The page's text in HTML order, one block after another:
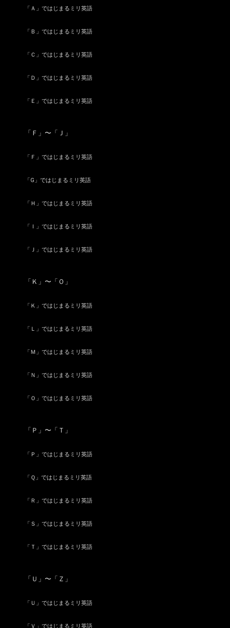
「Ａ」ではじまるミリ英語
「Ｂ」ではじまるミリ英語
「Ｃ」ではじまるミリ英語
「Ｄ」ではじまるミリ英語
「Ｅ」ではじまるミリ英語
「Ｆ」〜「Ｊ」
「Ｆ」ではじまるミリ英語
「G」ではじまるミリ英語
「Ｈ」ではじまるミリ英語
「Ｉ」ではじまるミリ英語
「Ｊ」ではじまるミリ英語
「Ｋ」〜「Ｏ」
「Ｋ」ではじまるミリ英語
「Ｌ」ではじまるミリ英語
「Ｍ」ではじまるミリ英語
「Ｎ」ではじまるミリ英語
「Ｏ」ではじまるミリ英語
「Ｐ」〜「Ｔ」
「Ｐ」ではじまるミリ英語
「Ｑ」ではじまるミリ英語
「Ｒ」ではじまるミリ英語
「Ｓ」ではじまるミリ英語
「Ｔ」ではじまるミリ英語
「Ｕ」〜「Ｚ」
「Ｕ」ではじまるミリ英語
「Ｖ」ではじまるミリ英語